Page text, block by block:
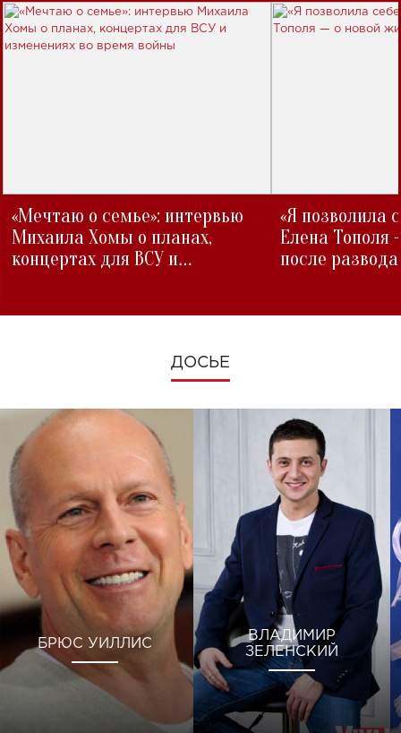
«Мечтаю о семье»: интервью
Михаила Хомы о планах,
концертах для ВСУ и
«Я позволила
Елена Тополя
после развода
ДОСЬЕ
БРЮС УИЛЛИС
ВЛАДИМИР
ЗЕЛЕНСКИЙ